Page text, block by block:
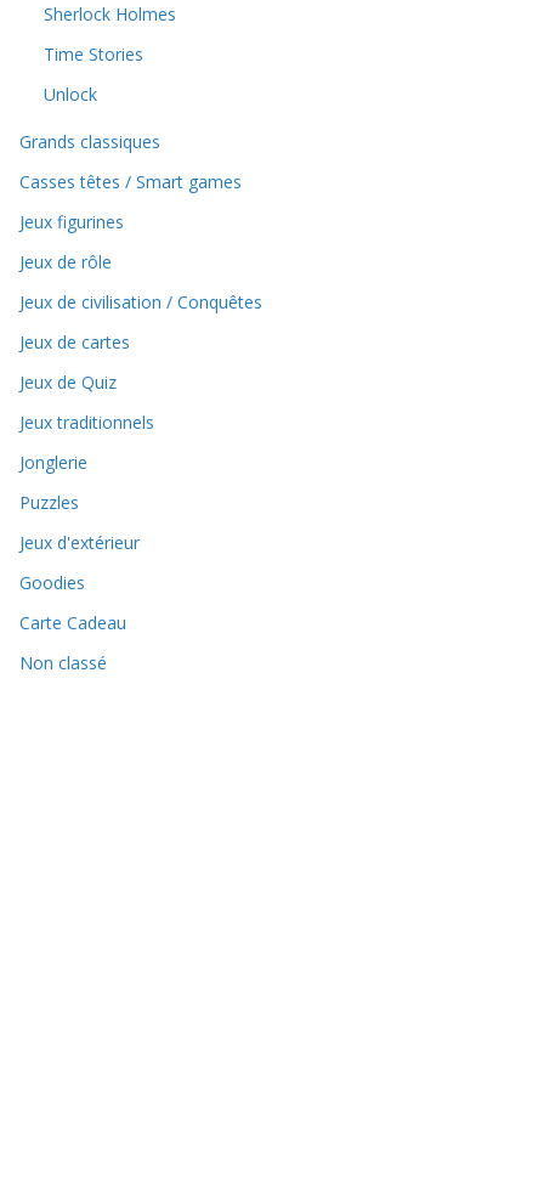
Sherlock Holmes
Time Stories
Unlock
Grands classiques
Casses têtes / Smart games
Jeux figurines
Jeux de rôle
Jeux de civilisation / Conquêtes
Jeux de cartes
Jeux de Quiz
Jeux traditionnels
Jonglerie
Puzzles
Jeux d'extérieur
Goodies
Carte Cadeau
Non classé